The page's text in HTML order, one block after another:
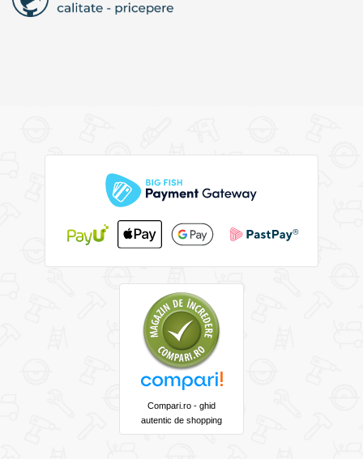
Compari.ro - ghid
autentic de shopping